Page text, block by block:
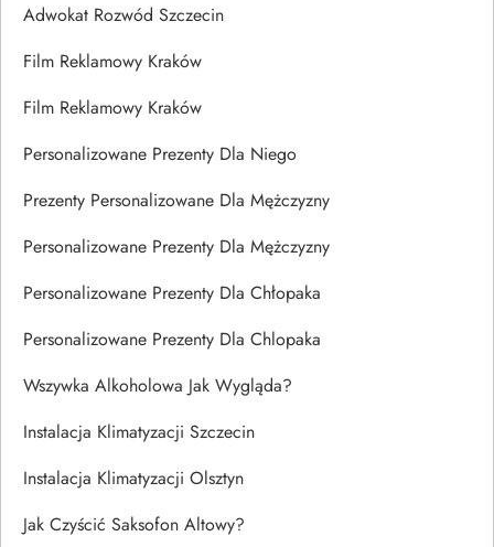
Adwokat Rozwód Szczecin
Film Reklamowy Kraków
Film Reklamowy Kraków
Personalizowane Prezenty Dla Niego
Prezenty Personalizowane Dla Mężczyzny
Personalizowane Prezenty Dla Mężczyzny
Personalizowane Prezenty Dla Chłopaka
Personalizowane Prezenty Dla Chlopaka
Wszywka Alkoholowa Jak Wygląda?
Instalacja Klimatyzacji Szczecin
Instalacja Klimatyzacji Olsztyn
Jak Czyścić Saksofon Altowy?